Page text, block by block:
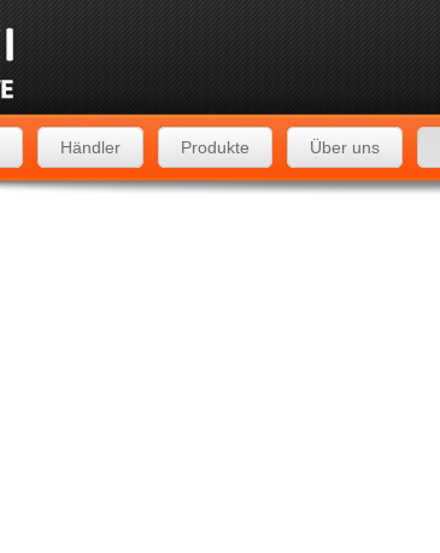
Händler Produkte Über uns